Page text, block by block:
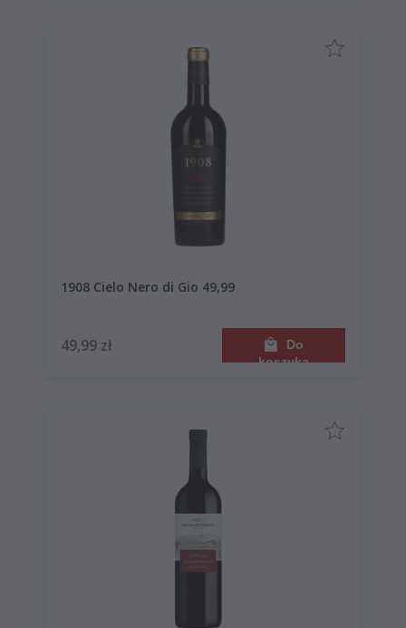
1908 Cielo Nero di Gio 49,99
49,99 zł
Do
koszyka